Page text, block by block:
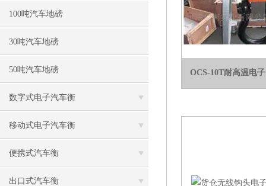
100吨汽车地磅
30吨汽车地磅
50吨汽车地磅
数字式电子汽车衡
移动式电子汽车衡
便携式汽车衡
出口式汽车衡
OCS-10T耐高温电